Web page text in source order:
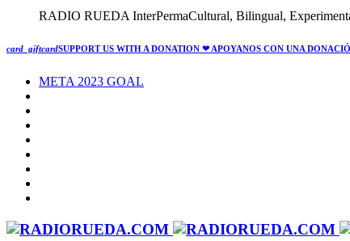
RADIO RUEDA InterPermaCultural, Bilingual,
card_giftcardSUPPORT US WITH A DONATION ❤ APOYANOS CON UNA
META 2023 GOAL